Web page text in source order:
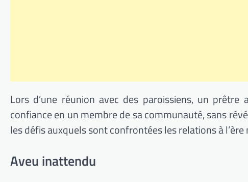
Lors d’une réunion avec des paroissiens, un
confiance en un membre de sa communauté, sans
les défis auxquels sont confrontées les relations à l’ère
Aveu inattendu